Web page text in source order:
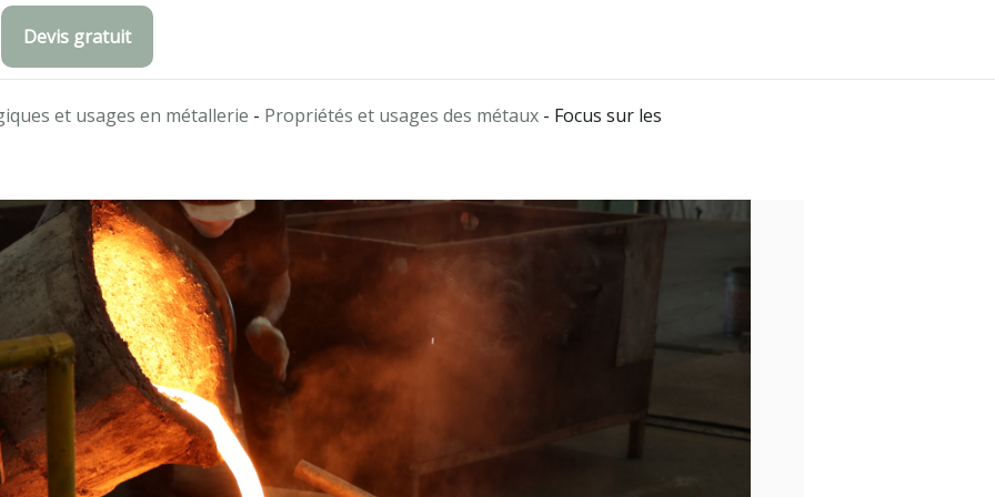
Devis gratuit
et usages en métallerie - Propriétés et usages des métaux - Focus sur les